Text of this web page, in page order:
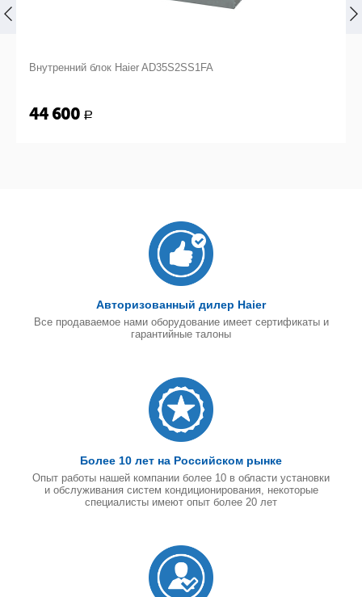
Внутренний блок Haier AD35S2SS1FA
44 600 Р
Авторизованный дилер Haier
Все продаваемое нами оборудование имеет сертификаты и
гарантийные талоны
Более 10 лет на Российском рынке
Опыт работы нашей компании более 10 в области установки
и обслуживания систем кондиционирования, некоторые
специалисты имеют опыт более 20 лет